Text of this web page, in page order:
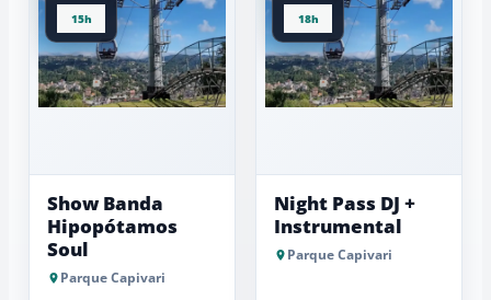
15h
Show Banda
Hipopótamos
Soul
Parque Capivari
18h
Night Pass DJ +
Instrumental
Parque Capivari